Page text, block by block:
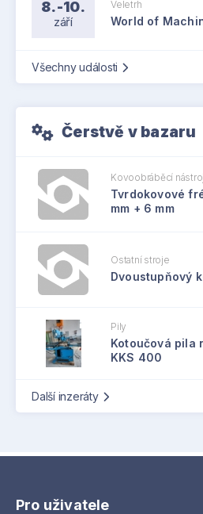
8.-10.
září
Veletrh
World of
Všechny události
Čerstvě v bazaru
Kovoobráběcí
Tvrdokovové
mm + 6 mm
Ostatní stroje
Dvoustupňový
Pily
Kotoučová pila
KKS 400
Další inzeráty
Pro uživatele